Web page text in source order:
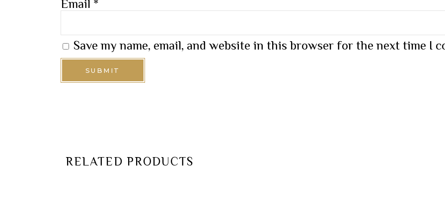
Email *
Save my name, email, and website in this browser for the next time I
RELATED PRODUCTS